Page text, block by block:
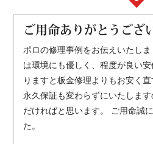
ご用命ありがとうござ
ポロの修理事例をお伝えいたし
は環境にも優しく、程度が良い
りますと板金修理よりもお安く
永久保証も変わらずにいたしま
だければと思います。 ご用命誠
た。